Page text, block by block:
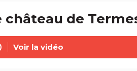
château de
Voir la vidéo